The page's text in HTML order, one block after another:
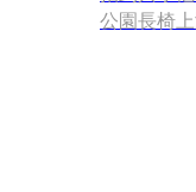
公園長椅